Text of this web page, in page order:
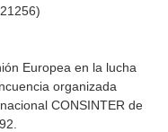
Europea en la lucha
organizada
CONSINTER de